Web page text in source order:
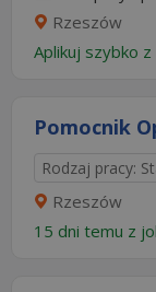
Rzeszów
Aplikuj szybko z
Pomocnik
Rodzaj pracy:
Rzeszów
15 dni temu z